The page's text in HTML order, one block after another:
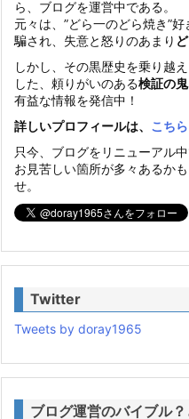
ら、ブログを運営中である。
元々は、”どら一のどら焼き”
騙され、失意と怒りのあまり
しかし、その黒歴史を乗り越
した、頼りがいのある検証の鬼
有益な情報を発信中！
詳しいプロフィールは、 こちら
只今、ブログをリニューアル中
お見苦しい箇所が多々あるか
せ。
Twitter
Tweets by doray1965
ブログ運営のバイブル